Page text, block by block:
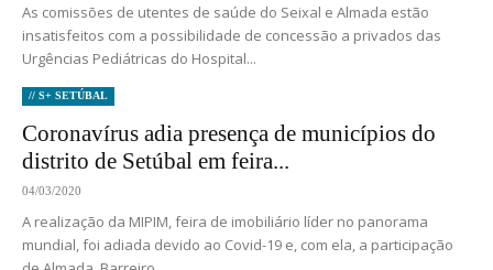
As comissões de utentes de saúde do Seixal e Almada estão
insatisfeitos com a possibilidade de concessão a privados das
Urgências Pediátricas do Hospital...
// S+ SETÚBAL
Coronavírus adia presença de municípios do
distrito de Setúbal em feira...
04/03/2020
A realização da MIPIM, feira de imobiliário líder no panorama
mundial, foi adiada devido ao Covid-19 e, com ela, a participação